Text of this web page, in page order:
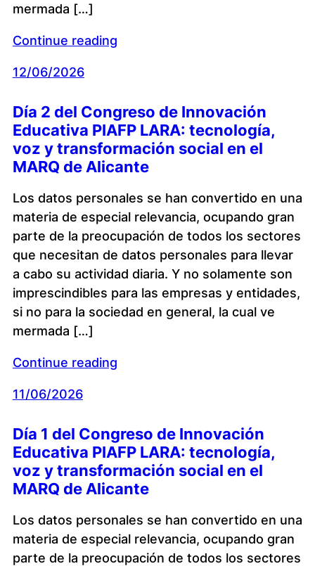
mermada […]
Continue reading
12/06/2026
Día 2 del Congreso de Innovación
Educativa PIAFP LARA: tecnología,
voz y transformación social en el
MARQ de Alicante
Los datos personales se han convertido en una
materia de especial relevancia, ocupando gran
parte de la preocupación de todos los sectores
que necesitan de datos personales para llevar
a cabo su actividad diaria. Y no solamente son
imprescindibles para las empresas y entidades,
si no para la sociedad en general, la cual ve
mermada […]
Continue reading
11/06/2026
Día 1 del Congreso de Innovación
Educativa PIAFP LARA: tecnología,
voz y transformación social en el
MARQ de Alicante
Los datos personales se han convertido en una
materia de especial relevancia, ocupando gran
parte de la preocupación de todos los sectores